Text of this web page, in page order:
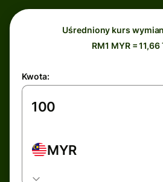
Uśredniony kurs
RM1 MYR = 11,66
Kwota:
MYR